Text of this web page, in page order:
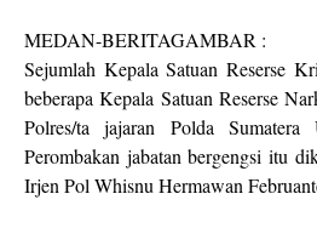
MEDAN-BERITAGAMBAR :
Sejumlah Kepala Satuan Reserse
beberapa Kepala Satuan Reserse
Polres/ta jajaran Polda Sumatera
Perombakan jabatan bergengsi itu
Irjen Pol Whisnu Hermawan